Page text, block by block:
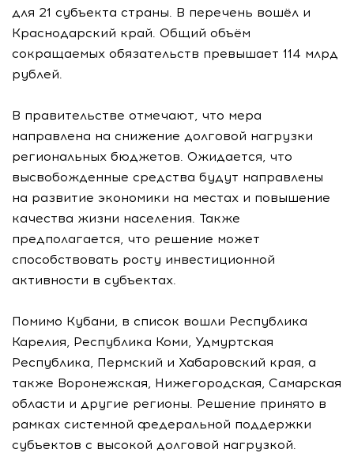
для 21 субъекта страны. В перечень вошёл и
Краснодарский край. Общий объём
сокращаемых обязательств превышает 114 млрд
рублей.
В правительстве отмечают, что мера
направлена на снижение долговой нагрузки
региональных бюджетов. Ожидается, что
высвобожденные средства будут направлены
на развитие экономики на местах и повышение
качества жизни населения. Также
предполагается, что решение может
способствовать росту инвестиционной
активности в субъектах.
Помимо Кубани, в список вошли Республика
Карелия, Республика Коми, Удмуртская
Республика, Пермский и Хабаровский края, а
также Воронежская, Нижегородская, Самарская
области и другие регионы. Решение принято в
рамках системной федеральной поддержки
субъектов с высокой долговой нагрузкой.